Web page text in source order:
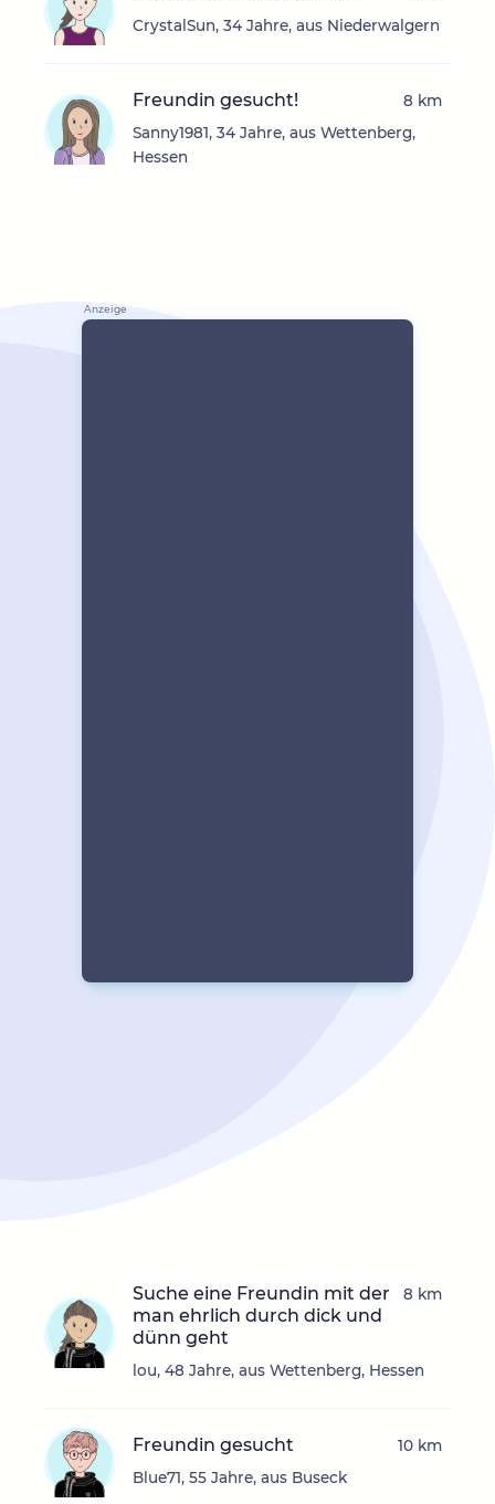
CrystalSun, 34 Jahre, aus Niederwalgern
Freundin gesucht!
Sanny1981, 34 Jahre, aus Wettenberg,
Hessen
8 km
Suche eine Freundin mit der
man ehrlich durch dick und
dünn geht
lou, 48 Jahre, aus Wettenberg, Hessen
8 km
Freundin gesucht
Blue71, 55 Jahre, aus Buseck
10 km